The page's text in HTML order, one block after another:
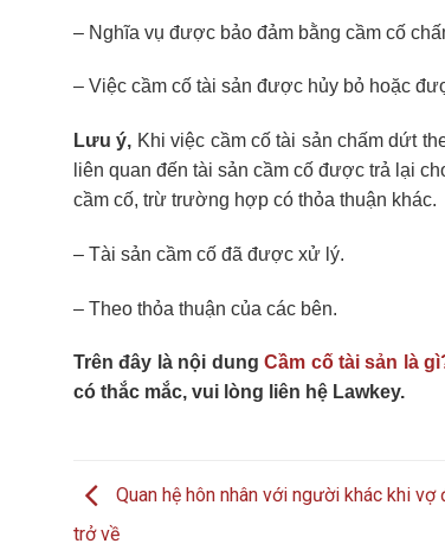
– Nghĩa vụ được bảo đảm bằng cầm cố
– Việc cầm cố tài sản được hủy bỏ hoặc
Lưu ý, Khi việc cầm cố tài sản chấm dứt
liên quan đến tài sản cầm cố được trả lại
cầm cố, trừ trường hợp có thỏa thuận khác.
– Tài sản cầm cố đã được xử lý.
– Theo thỏa thuận của các bên.
Trên đây là nội dungCầm cố tài sản là
có thắc mắc, vui lòng liên hệ Lawkey.
Quan hệ hôn nhân với người khác khi
trở về